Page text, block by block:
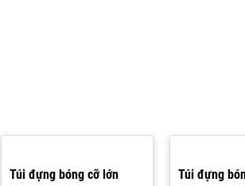
Túi đựng bóng cỡ lớn
Túi đựng